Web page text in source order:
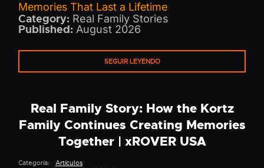
Memories That Last a Lifetime
Category: Real Family Stories
Published: August 2026
SEGUIR LEYENDO
Real Family Story: How the Kortz
Family Continues Creating Memories
Together | xROVER USA
Categoría:
Artículos